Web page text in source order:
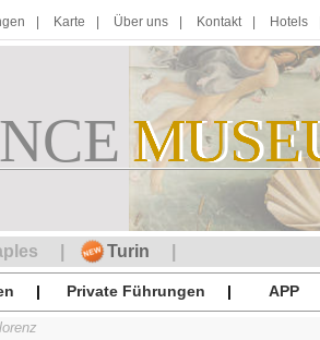
Karte Über uns Kontakt Hotels
MUSE
Turin
Private Führungen APP